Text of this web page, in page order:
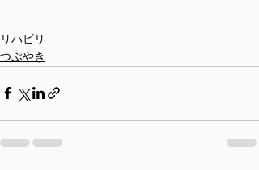
リハビリ
つぶやき